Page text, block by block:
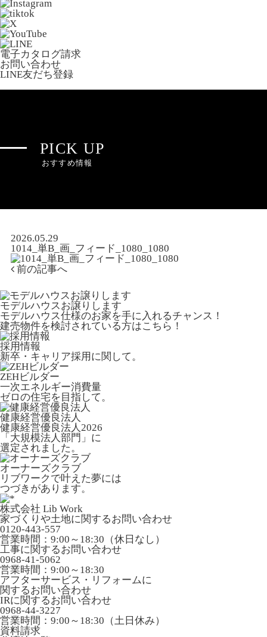
電子カタログ請求
お問い合わせ
LINE友だち登録
PICK UP
おすすめ情報
2026.05.29
1014_単B_画_フィード_1080_1080
前の記事へ
モデルハウスお譲りします
モデルハウス仕様のお家を手に入れるチャンス！
建売物件を検討されている方はこちら！
採用情報
新卒・キャリア採用に関して。
ZEHビルダー
一次エネルギー消費量
ゼロの住宅を目指して。
健康経営優良法人
健康経営優良法人2026
「大規模法人部門」に
選定されました。
オーナーズクラブ
リブワークで叶えた夢には
つづきがあります。
株式会社 Lib Work
家づくりや土地に関するお問い合わせ
0120-443-557
営業時間：9:00～18:30（休日なし）
工事に関するお問い合わせ
0968-41-5062
営業時間：9:00～18:30
アフターサービス・リフォームに
関するお問い合わせ
IRに関するお問い合わせ
0968-44-3227
営業時間：9:00～18:30（土日休み）
資料請求